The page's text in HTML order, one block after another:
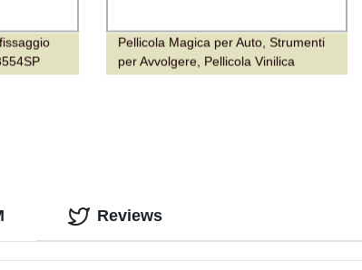
Pellicola Magica per Auto, Strumenti
per Avvolgere, Pellicola Vinilica
Cambia Colore, Copertura in Plastica
Reviews